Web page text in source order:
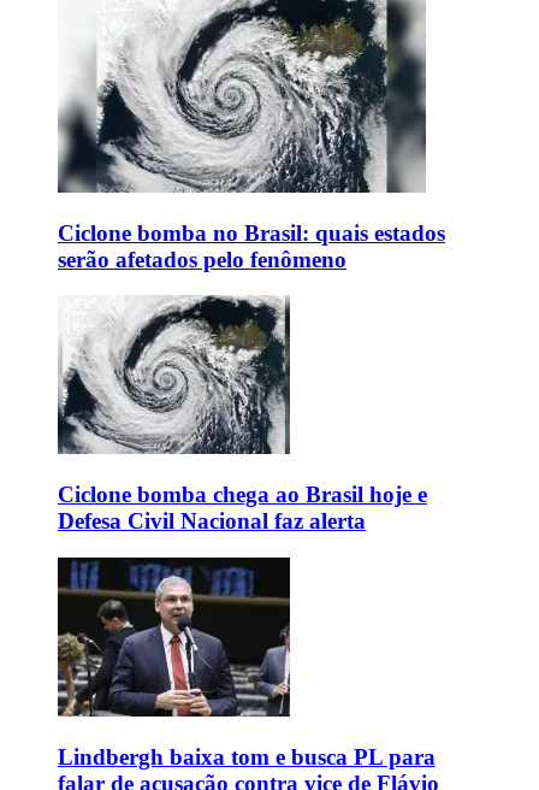
Ciclone bomba no Brasil: quais estados
serão afetados pelo fenômeno
Ciclone bomba chega ao Brasil hoje e
Defesa Civil Nacional faz alerta
Lindbergh baixa tom e busca PL para
falar de acusação contra vice de Flávio